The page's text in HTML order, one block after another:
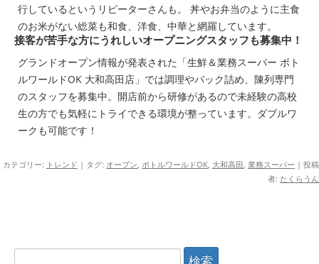
行しているというリピーターさんも。 丼やお弁当のように主食
のお米がない総菜も和食、洋食、中華と網羅しています。
接客が苦手な方にうれしいオープニングスタッフも募集中！
グランドオープン情報が発表された「生鮮＆業務スーパー ボト
ルワールドOK 大和高田店」では調理やパック詰め、陳列専門
のスタッフを募集中。開店前から研修があるので未経験の高校
生の方でも気軽にトライできる環境が整っています。ダブルワ
ークも可能です！
カテゴリー: トレンド | タグ: オープン, ボトルワールドOK, 大和高田, 業務スーパー | 投稿
者: たくらうん